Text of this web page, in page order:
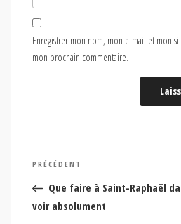
Enregistrer mon nom, mon e-mail et mon
mon prochain commentaire.
Navigation
de
l’article
Article
précédent
PRÉCÉDENT
Que faire à Saint-Raphaël
voir absolument